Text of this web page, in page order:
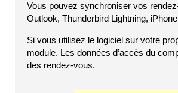
Vous pouvez synchroniser vos
Outlook, Thunderbird Lightning,
Si vous utilisez le logiciel sur votre
module. Les données d’accès du
des rendez-vous.